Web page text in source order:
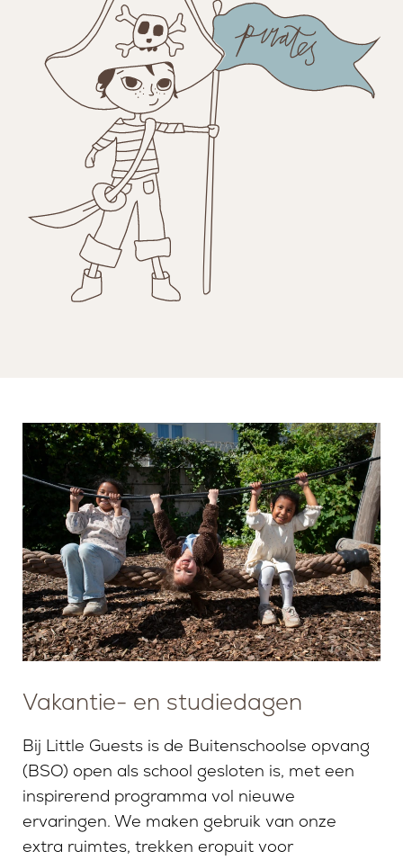
Vakantie- en studiedagen
Bij Little Guests is de Buitenschoolse opvang
(BSO) open als school gesloten is, met een
inspirerend programma vol nieuwe
ervaringen. We maken gebruik van onze
extra ruimtes, trekken eropuit voor